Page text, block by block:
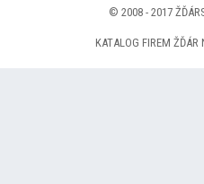
© 2008 - 2017
KATALOG FIREM ŽĎÁR